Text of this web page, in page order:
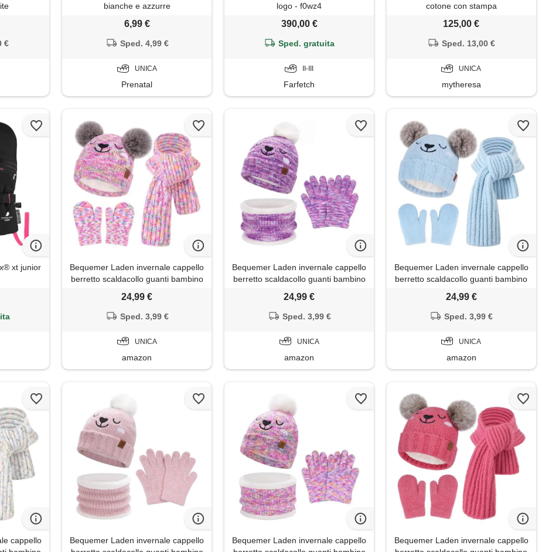
€
bianche e azzurre
6,99 €
Sped. 4,99 €
UNICA
Prenatal
logo - f0wz4
390,00 €
Sped. gratuita
II-III
Farfetch
cotone con stampa
125,00 €
Sped. 13,00 €
UNICA
mytheresa
xt junior
Bequemer Laden invernale cappello
berretto scaldacollo guanti bambino
24,99 €
Sped. 3,99 €
UNICA
amazon
Bequemer Laden invernale cappello
berretto scaldacollo guanti bambino
24,99 €
Sped. 3,99 €
UNICA
amazon
Bequemer Laden invernale cappello
berretto scaldacollo guanti bambino
24,99 €
Sped. 3,99 €
UNICA
amazon
cappello
Bequemer Laden invernale cappello
Bequemer Laden invernale cappello
Bequemer Laden invernale cappello